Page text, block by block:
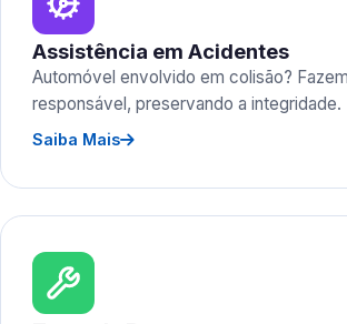
Assistência em Acidentes
Automóvel envolvido em colisão?
responsável, preservando a integridade.
Saiba Mais